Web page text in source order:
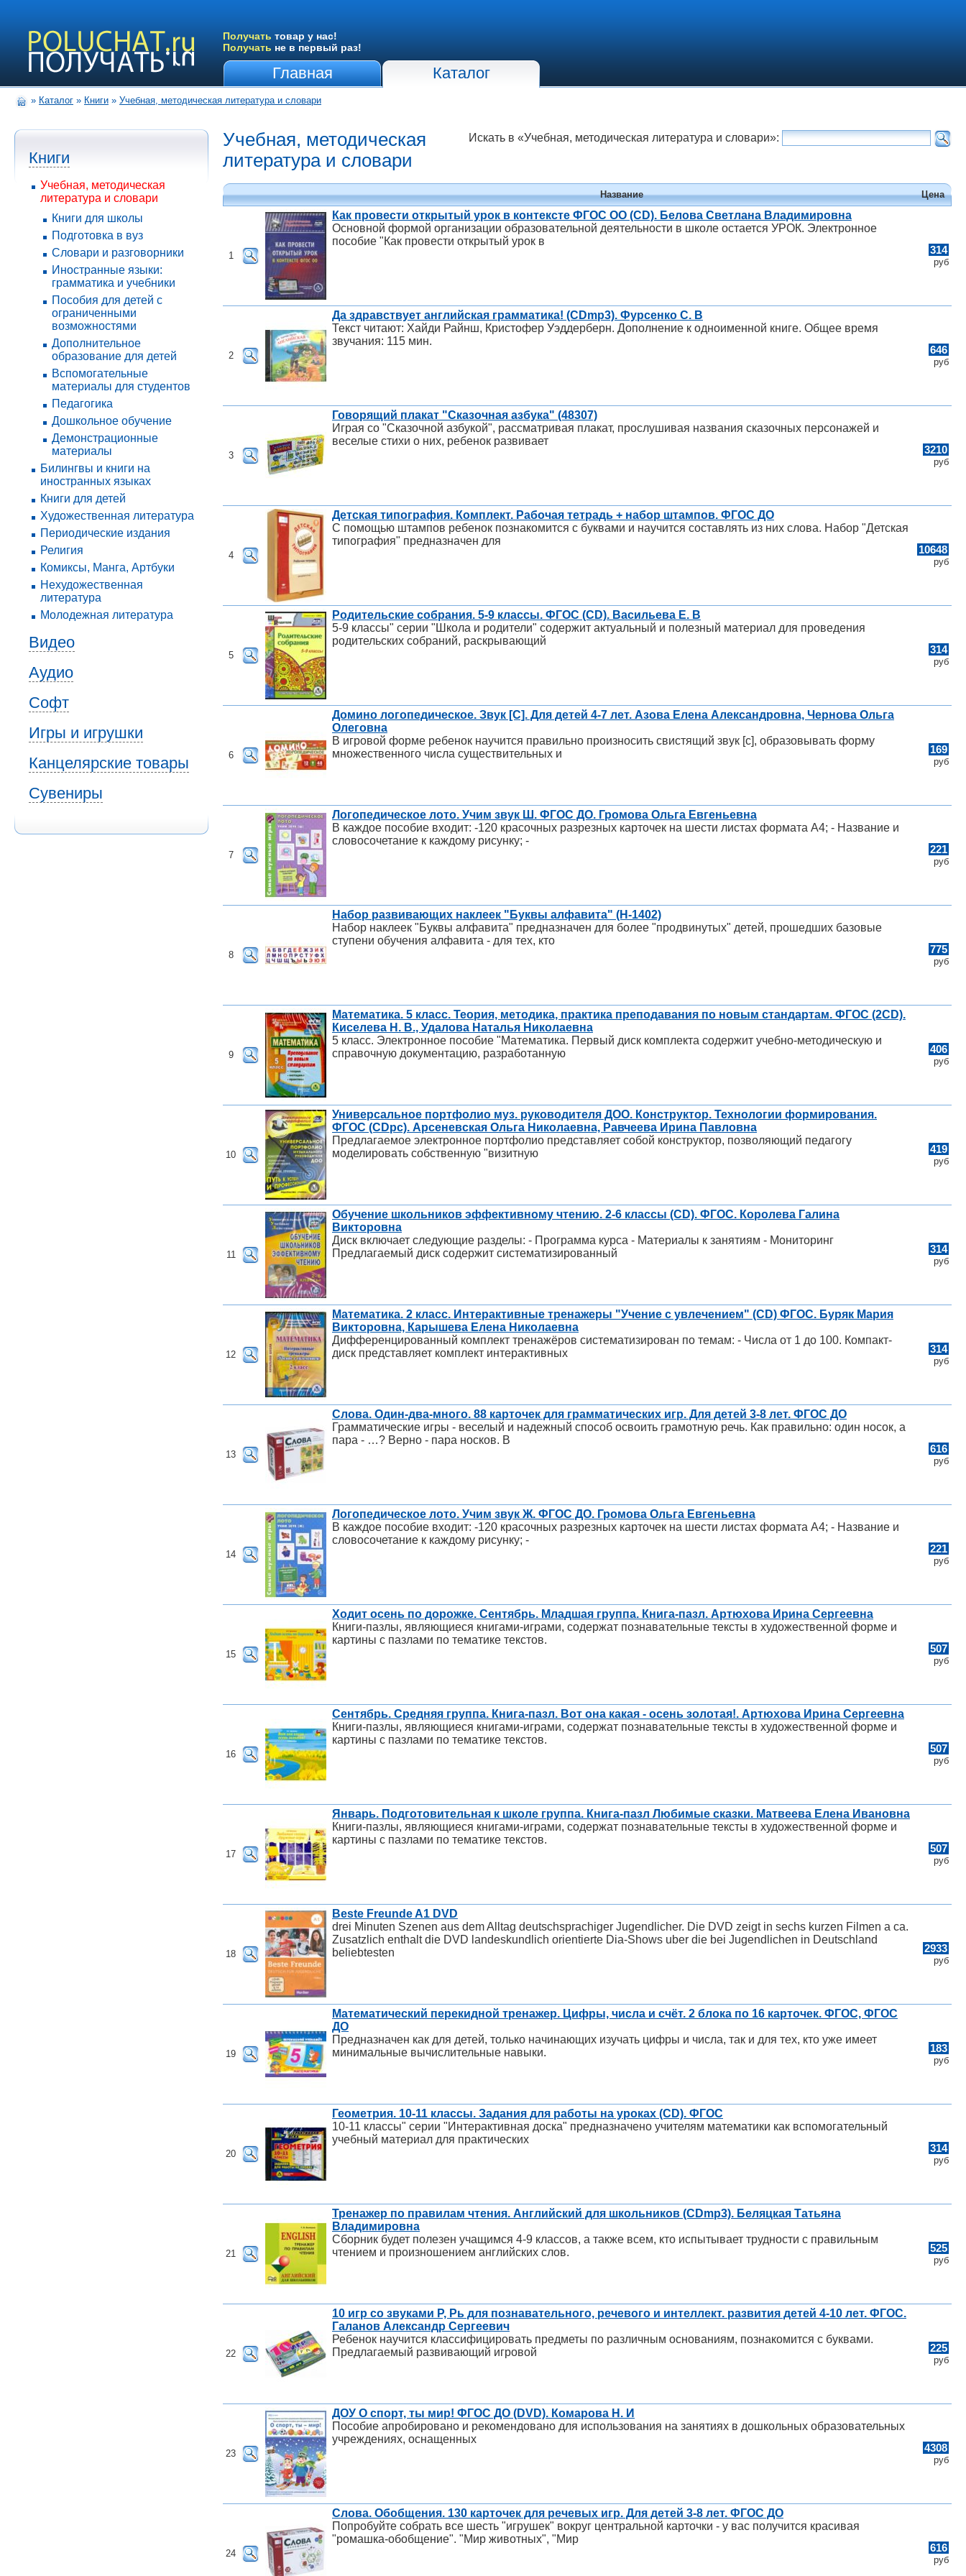
Получать товар у нас!
Получать не в первый раз!
Главная Каталог
» Каталог » Книги » Учебная, методическая литература и словари
Книги
Учебная, методическая
литература и словари
Книги для школы
Подготовка в вуз
Словари и разговорники
Иностранные языки:
грамматика и учебники
Пособия для детей с
ограниченными
возможностями
Дополнительное
образование для детей
Вспомогательные
материалы для студентов
Педагогика
Дошкольное обучение
Демонстрационные
материалы
Билингвы и книги на
иностранных языках
Книги для детей
Художественная литература
Периодические издания
Религия
Комиксы, Манга, Артбуки
Нехудожественная
литература
Молодежная литература
Видео
Аудио
Софт
Игры и игрушки
Канцелярские товары
Сувениры
Искать в «Учебная, методическая литература и словари»:
Учебная, методическая
литература и словари
Название Цена
1
Как провести открытый урок в контексте ФГОС ОО (CD). Белова Светлана Владимировна
Основной формой организации образовательной деятельности в школе остается УРОК. Электронное
пособие "Как провести открытый урок в
314
руб
2
Да здравствует английская грамматика! (CDmp3). Фурсенко С. В
Текст читают: Хайди Райнш, Кристофер Уэддерберн. Дополнение к одноименной книге. Общее время
звучания: 115 мин.
646
руб
3
Говорящий плакат "Сказочная азбука" (48307)
Играя со "Сказочной азбукой", рассматривая плакат, прослушивая названия сказочных персонажей и
веселые стихи о них, ребенок развивает
3210
руб
4
Детская типография. Комплект. Рабочая тетрадь + набор штампов. ФГОС ДО
С помощью штампов ребенок познакомится с буквами и научится составлять из них слова. Набор "Детская
типография" предназначен для
10648
руб
5
Родительские собрания. 5-9 классы. ФГОС (CD). Васильева Е. В
5-9 классы" серии "Школа и родители" содержит актуальный и полезный материал для проведения
родительских собраний, раскрывающий
314
руб
6
Домино логопедическое. Звук [С]. Для детей 4-7 лет. Азова Елена Александровна, Чернова Ольга
Олеговна
В игровой форме ребенок научится правильно произносить свистящий звук [с], образовывать форму
множественного числа существительных и
169
руб
7
Логопедическое лото. Учим звук Ш. ФГОС ДО. Громова Ольга Евгеньевна
В каждое пособие входит: -120 красочных разрезных карточек на шести листах формата А4; - Название и
словосочетание к каждому рисунку; -
221
руб
8
Набор развивающих наклеек "Буквы алфавита" (Н-1402)
Набор наклеек "Буквы алфавита" предназначен для более "продвинутых" детей, прошедших базовые
ступени обучения алфавита - для тех, кто
775
руб
9
Математика. 5 класс. Теория, методика, практика преподавания по новым стандартам. ФГОС (2CD).
Киселева Н. В., Удалова Наталья Николаевна
5 класс. Электронное пособие "Математика. Первый диск комплекта содержит учебно-методическую и
справочную документацию, разработанную
406
руб
10
Универсальное портфолио муз. руководителя ДОО. Конструктор. Технологии формирования.
ФГОС (CDрс). Арсеневская Ольга Николаевна, Равчеева Ирина Павловна
Предлагаемое электронное портфолио представляет собой конструктор, позволяющий педагогу
моделировать собственную "визитную
419
руб
11
Обучение школьников эффективному чтению. 2-6 классы (CD). ФГОС. Королева Галина
Викторовна
Диск включает следующие разделы: - Программа курса - Материалы к занятиям - Мониторинг
Предлагаемый диск содержит систематизированный
314
руб
12
Математика. 2 класс. Интерактивные тренажеры "Учение с увлечением" (CD) ФГОС. Буряк Мария
Викторовна, Карышева Елена Николаевна
Дифференцированный комплект тренажёров систематизирован по темам: - Числа от 1 до 100. Компакт-
диск представляет комплект интерактивных
314
руб
13
Слова. Один-два-много. 88 карточек для грамматических игр. Для детей 3-8 лет. ФГОС ДО
Грамматические игры - веселый и надежный способ освоить грамотную речь. Как правильно: один носок, а
пара - …? Верно - пара носков. В
616
руб
14
Логопедическое лото. Учим звук Ж. ФГОС ДО. Громова Ольга Евгеньевна
В каждое пособие входит: -120 красочных разрезных карточек на шести листах формата А4; - Название и
словосочетание к каждому рисунку; -
221
руб
15
Ходит осень по дорожке. Сентябрь. Младшая группа. Книга-пазл. Артюхова Ирина Сергеевна
Книги-пазлы, являющиеся книгами-играми, содержат познавательные тексты в художественной форме и
картины с пазлами по тематике текстов.
507
руб
16
Сентябрь. Средняя группа. Книга-пазл. Вот она какая - осень золотая!. Артюхова Ирина Сергеевна
Книги-пазлы, являющиеся книгами-играми, содержат познавательные тексты в художественной форме и
картины с пазлами по тематике текстов.
507
руб
17
Январь. Подготовительная к школе группа. Книга-пазл Любимые сказки. Матвеева Елена Ивановна
Книги-пазлы, являющиеся книгами-играми, содержат познавательные тексты в художественной форме и
картины с пазлами по тематике текстов.
507
руб
18
Beste Freunde A1 DVD
drei Minuten Szenen aus dem Alltag deutschsprachiger Jugendlicher. Die DVD zeigt in sechs kurzen Filmen a ca.
Zusatzlich enthalt die DVD landeskundlich orientierte Dia-Shows uber die bei Jugendlichen in Deutschland
beliebtesten
2933
руб
19
Математический перекидной тренажер. Цифры, числа и счёт. 2 блока по 16 карточек. ФГОС, ФГОС
ДО
Предназначен как для детей, только начинающих изучать цифры и числа, так и для тех, кто уже имеет
минимальные вычислительные навыки.
183
руб
20
Геометрия. 10-11 классы. Задания для работы на уроках (CD). ФГОС
10-11 классы" серии "Интерактивная доска" предназначено учителям математики как вспомогательный
учебный материал для практических
314
руб
21
Тренажер по правилам чтения. Английский для школьников (CDmp3). Беляцкая Татьяна
Владимировна
Сборник будет полезен учащимся 4-9 классов, а также всем, кто испытывает трудности с правильным
чтением и произношением английских слов.
525
руб
22
10 игр со звуками Р, Рь для познавательного, речевого и интеллект. развития детей 4-10 лет. ФГОС.
Галанов Александр Сергеевич
Ребенок научится классифицировать предметы по различным основаниям, познакомится с буквами.
Предлагаемый развивающий игровой
225
руб
23
ДОУ О спорт, ты мир! ФГОС ДО (DVD). Комарова Н. И
Пособие апробировано и рекомендовано для использования на занятиях в дошкольных образовательных
учреждениях, оснащенных
4308
руб
24
Слова. Обобщения. 130 карточек для речевых игр. Для детей 3-8 лет. ФГОС ДО
Попробуйте собрать все шесть "игрушек" вокруг центральной карточки - у вас получится красивая
"ромашка-обобщение". "Мир животных", "Мир
616
руб